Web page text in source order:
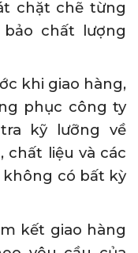
chặt chẽ từng
chất lượng
khi giao hàng,
phục công ty
kỹ lưỡng về
chất liệu và các
có bất kỳ
kết giao hàng